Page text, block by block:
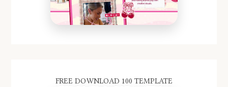
FREE DOWNLOAD 100 TEMPLATE